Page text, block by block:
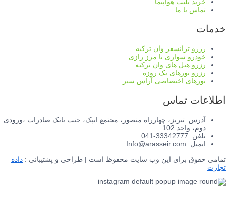
خرید بلیت هواپیما
تماس با ما
خدمات
رزرو ترانسفر وان ترکیه
خودرو سواری تا مرز رازی
رزرو هتل های وان ترکیه
رزرو تورهای یک روزه
تورهای اختصاصی آراس سیر
اطلاعات تماس
آدرس: تبریز، چهارراه منصور، مجتمع ایپک، جنب بانک صادرات ،ورودی
دوم، واحد 102
تلفن: 33342777-041
ایمیل: Info@arasseir.com
تمامی حقوق برای این وب سایت محفوظ است | طراحی و پشتیبانی : داده
تجارت